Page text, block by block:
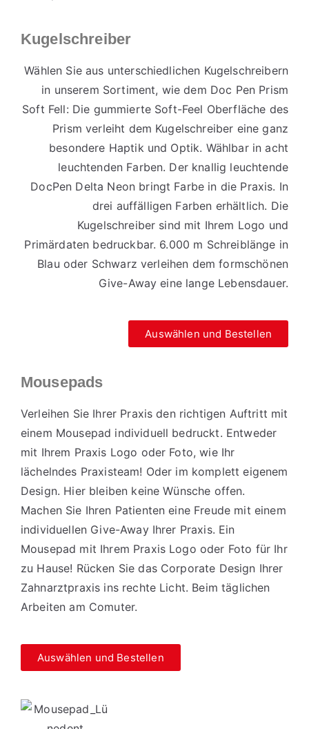
Kugelschreiber
Wählen Sie aus unterschiedlichen Kugelschreibern
in unserem Sortiment, wie dem Doc Pen Prism
Soft Fell: Die gummierte Soft-Feel Oberfläche des
Prism verleiht dem Kugelschreiber eine ganz
besondere Haptik und Optik. Wählbar in acht
leuchtenden Farben. Der knallig leuchtende
DocPen Delta Neon bringt Farbe in die Praxis. In
drei auffälligen Farben erhältlich. Die
Kugelschreiber sind mit Ihrem Logo und
Primärdaten bedruckbar. 6.000 m Schreiblänge in
Blau oder Schwarz verleihen dem formschönen
Give-Away eine lange Lebensdauer.
Auswählen und Bestellen
Mousepads
Verleihen Sie Ihrer Praxis den richtigen Auftritt mit
einem Mousepad individuell bedruckt. Entweder
mit Ihrem Praxis Logo oder Foto, wie Ihr
lächelndes Praxisteam! Oder im komplett eigenem
Design. Hier bleiben keine Wünsche offen.
Machen Sie Ihren Patienten eine Freude mit einem
individuellen Give-Away Ihrer Praxis. Ein
Mousepad mit Ihrem Praxis Logo oder Foto für Ihr
zu Hause! Rücken Sie das Corporate Design Ihrer
Zahnarztpraxis ins rechte Licht. Beim täglichen
Arbeiten am Comuter.
Auswählen und Bestellen